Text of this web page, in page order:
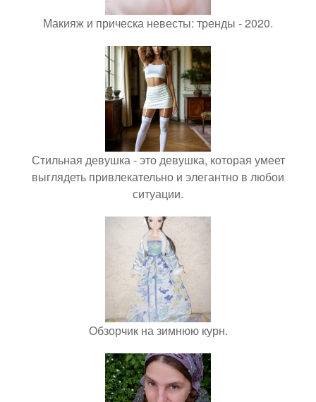
Макияж и прическа невесты: тренды - 2020.
Стильная девушка - это девушка, которая умеет
выглядеть привлекательно и элегантно в любои
ситуации.
Обзорчик на зимнюю курн.